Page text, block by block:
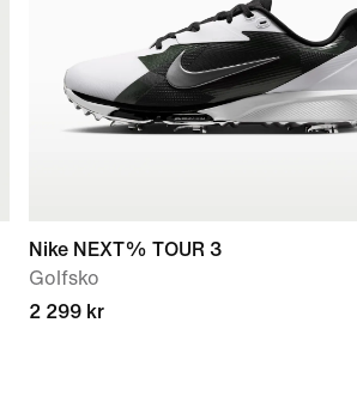
Nike NEXT% TOUR 3
Golfsko
2 299 kr